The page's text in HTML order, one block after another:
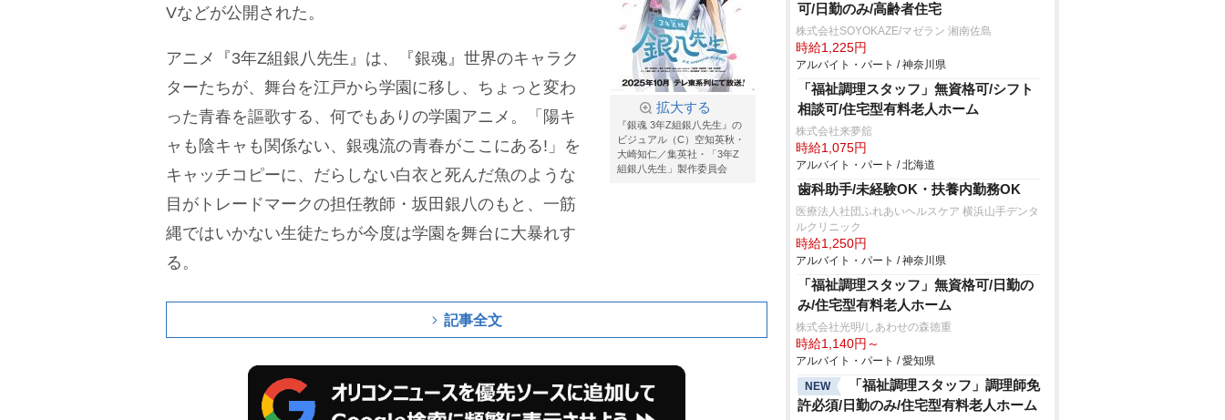
拡大する
『銀魂 3年Z組銀八先生』の
ビジュアル（C）空知英秋・
大崎知仁／集英社・「3年Z
組銀八先生」製作委員会
Vなどが公開された。
アニメ『3年Z組銀八先生』は、『銀魂』世界のキャラク
ターたちが、舞台を江戸から学園に移し、ちょっと変わ
った青春を謳歌する、何でもありの学園アニメ。「陽キ
ャも陰キャも関係ない、銀魂流の青春がここにある!」を
キャッチコピーに、だらしない白衣と死んだ魚のような
目がトレードマークの担任教師・坂田銀八のもと、一筋
縄ではいかない生徒たちが今度は学園を舞台に大暴れす
る。
記事全文
可/日勤のみ/高齢者住宅
株式会社SOYOKAZE/マゼラン 湘南佐島
時給1,225円
アルバイト・パート / 神奈川県
「福祉調理スタッフ」無資格可/シフト
相談可/住宅型有料老人ホーム
株式会社来夢舘
時給1,075円
アルバイト・パート / 北海道
歯科助手/未経験OK・扶養内勤務OK
医療法人社団ふれあいヘルスケア 横浜山手デンタ
ルクリニック
時給1,250円
アルバイト・パート / 神奈川県
「福祉調理スタッフ」無資格可/日勤の
み/住宅型有料老人ホーム
株式会社光明/しあわせの森徳重
時給1,140円～
アルバイト・パート / 愛知県
NEW
「福祉調理スタッフ」調理師免
許必須/日勤のみ/住宅型有料老人ホーム